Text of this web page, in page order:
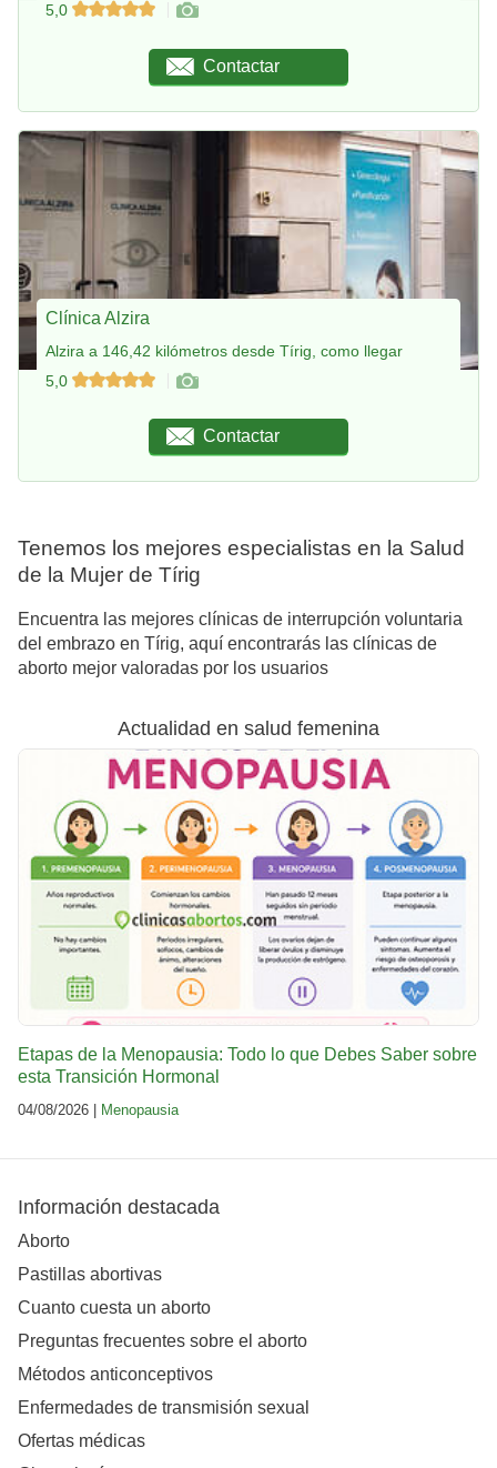
5,0
Contactar
Clínica Alzira
Alzira a 146,42 kilómetros desde Tírig, como llegar
5,0
Contactar
Tenemos los mejores especialistas en la Salud
de la Mujer de Tírig
Encuentra las mejores clínicas de interrupción voluntaria
del embrazo en Tírig, aquí encontrarás las clínicas de
aborto mejor valoradas por los usuarios
Actualidad en salud femenina
Etapas de la Menopausia: Todo lo que Debes Saber sobre
esta Transición Hormonal
04/08/2026 | Menopausia
Información destacada
Aborto
Pastillas abortivas
Cuanto cuesta un aborto
Preguntas frecuentes sobre el aborto
Métodos anticonceptivos
Enfermedades de transmisión sexual
Ofertas médicas